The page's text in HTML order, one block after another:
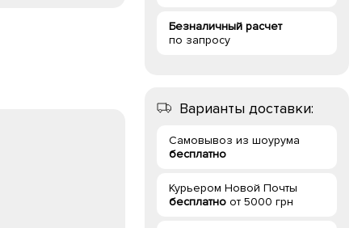
Безналичный расчет
по запросу
Варианты доставки:
Самовывоз из шоурума
бесплатно
Курьером Новой Почты
бесплатно от 5000 грн